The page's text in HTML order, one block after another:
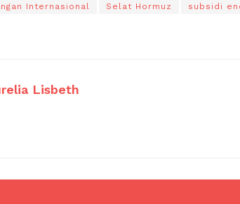
Internasional Selat Hormuz subsidi
Lisbeth